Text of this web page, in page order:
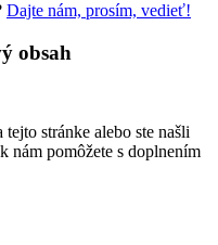
Dajte nám, prosím, vedieť!
obsah
stránke alebo ste našli
nám pomôžete s doplnením